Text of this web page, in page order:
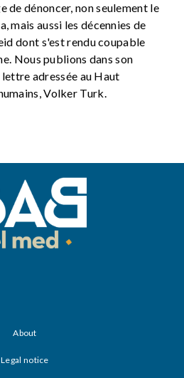
de dénoncer, non seulement le
mais aussi les décennies de
dont s'est rendu coupable
Nous publions dans son
adressée au Haut
Volker Turk.
About
Legal notice